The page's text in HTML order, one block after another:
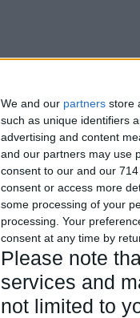
We and our partners store
such as unique identifiers
advertising and content
and our partners may use
consent to our and our
consent or access more
some processing of your
processing. Your
consent at any time by
Please note
services and
not limited to